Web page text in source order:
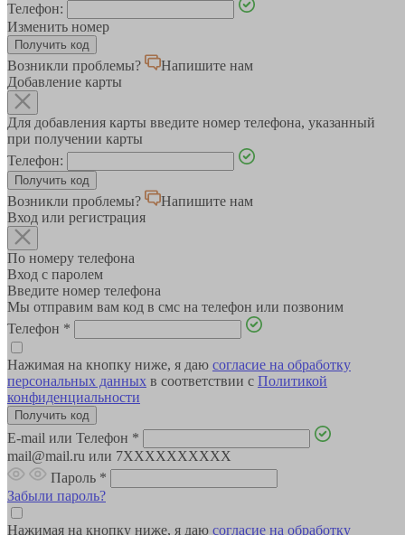
Телефон:
Изменить номер
Возникли проблемы?
Напишите нам
Добавление карты
Для добавления карты введите номер телефона, указанный
при получении карты
Телефон:
Возникли проблемы?
Напишите нам
Вход или регистрация
По номеру телефона
Вход с паролем
Введите номер телефона
Мы отправим вам код в смс на телефон или позвоним
Телефон *
Нажимая на кнопку ниже, я даю согласие на обработку
персональных данных в соответствии с Политикой
конфиденциальности
E-mail или Телефон *
mail@mail.ru или 7XXXXXXXXXX
Пароль *
Забыли пароль?
Нажимая на кнопку ниже, я даю согласие на обработку